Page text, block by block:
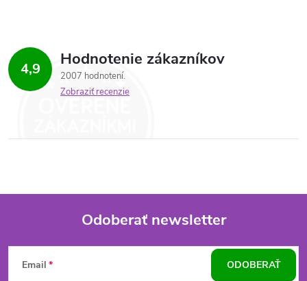
4,9 Hodnotenie zákazníkov
2007 hodnotení
Zobraziť recenzie
Z
Odoberať newsletter
Email ODOBERAŤ